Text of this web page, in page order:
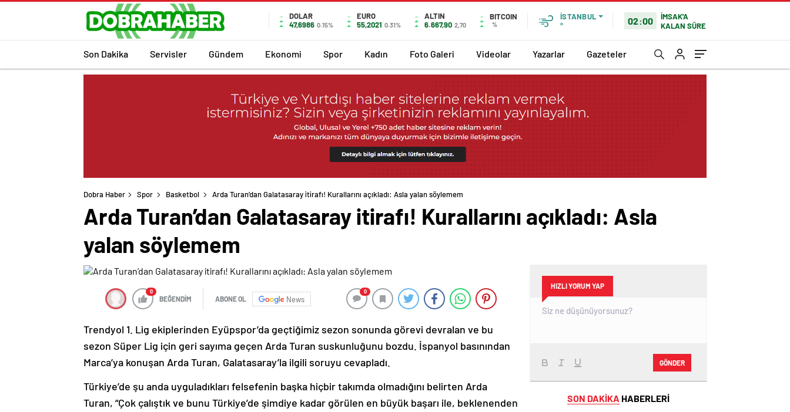
DOLAR
47,6986 0.15%
EURO
55,2021 0.31%
ALTIN
6.667,90 2,70
BITCOIN
%
İSTANBUL
°
02:00
İMSAK'A
KALAN SÜRE
Son Dakika Servisler Gündem Ekonomi Spor Kadın Foto Galeri Videolar Yazarlar Gazeteler
Dobra Haber Spor Basketbol Arda Turan’dan Galatasaray itirafı! Kurallarını açıkladı: Asla yalan söylemem
Arda Turan’dan Galatasaray itirafı! Kurallarını açıkladı: Asla
yalan söylemem
0
BEĞENDİM ABONE OL News
0
Trendyol 1. Lig ekiplerinden Eyüpspor’da geçtiğimiz sezon sonunda görevi devralan ve bu
sezon Süper Lig için geri sayıma geçen Arda Turan suskunluğunu bozdu. İspanyol basınından
Marca’ya konuşan Arda Turan, Galatasaray’la ilgili soruyu cevapladı.
Türkiye’de şu anda uyguladıkları felsefenin başka hiçbir takımda olmadığını belirten Arda
Turan, “Çok çalıştık ve bunu Türkiye’de şimdiye kadar görülen en büyük başarı ile, beklenenden
HIZLI YORUM YAP
GÖNDER
SON DAKİKA HABERLERİ